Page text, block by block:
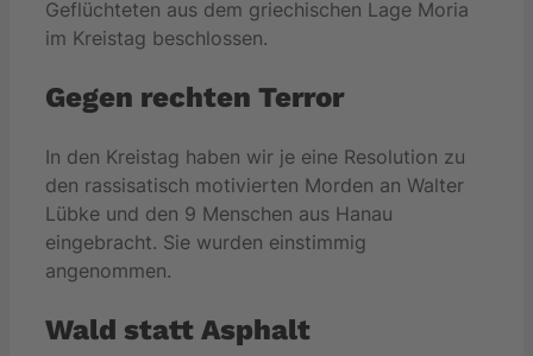
Geflüchteten aus dem griechischen Lage Moria
im Kreistag beschlossen.
Gegen rechten Terror
In den Kreistag haben wir je eine Resolution zu
den rassisatisch motivierten Morden an Walter
Lübke und den 9 Menschen aus Hanau
eingebracht. Sie wurden einstimmig
angenommen.
Wald statt Asphalt